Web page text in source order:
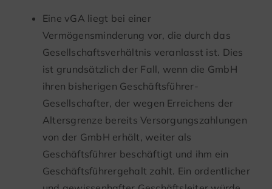
Eine vGA liegt bei einer
Vermögensminderung vor, die durch das
Gesellschaftsverhältnis veranlasst ist. Dies
ist grundsätzlich der Fall, wenn die GmbH
ihren bisherigen Geschäftsführer-
Gesellschafter, der wegen Erreichens der
Altersgrenze bereits Versorgungszahlungen
von der GmbH erhält, weiter als
Geschäftsführer beschäftigt und ihm ein
Geschäftsführergehalt zahlt. Ein ordentlicher